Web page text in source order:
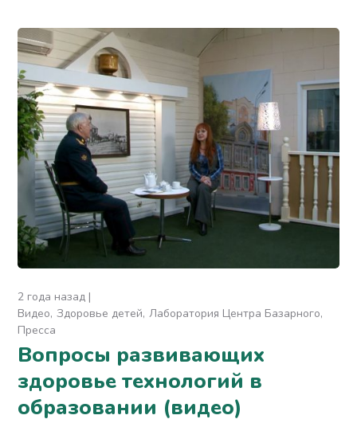
2 года назад
Видео Здоровье детей Лаборатория Центра Базарного
Пресса
Вопросы развивающих
здоровье технологий в
образовании (видео)